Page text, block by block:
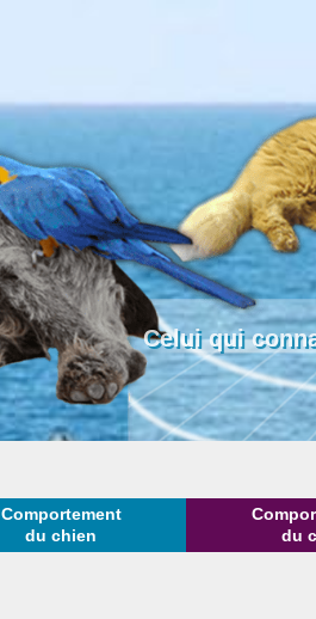
Celui qui
Comportement
du chien
du